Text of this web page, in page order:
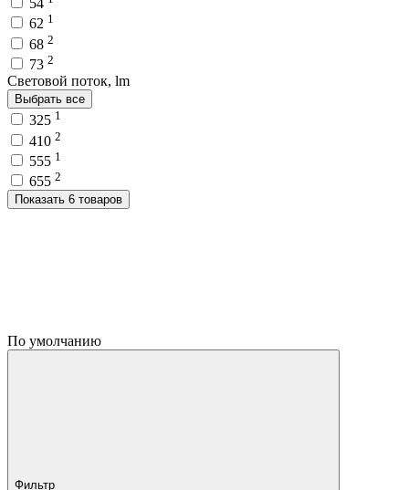
62 1
68 2
73 2
Световой поток, lm
Выбрать все
325 1
410 2
555 1
655 2
Показать 6 товаров
По умолчанию
Фильтр